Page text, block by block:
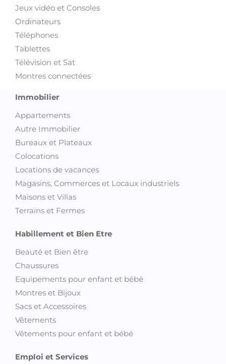
Jeux vidéo et Consoles
Ordinateurs
Téléphones
Tablettes
Télévision et Sat
Montres connectées
Immobilier
Appartements
Autre Immobilier
Bureaux et Plateaux
Colocations
Locations de vacances
Magasins, Commerces et Locaux industriels
Maisons et Villas
Terrains et Fermes
Habillement et Bien Etre
Beauté et Bien être
Chaussures
Equipements pour enfant et bébé
Montres et Bijoux
Sacs et Accessoires
Vêtements
Vêtements pour enfant et bébé
Emploi et Services